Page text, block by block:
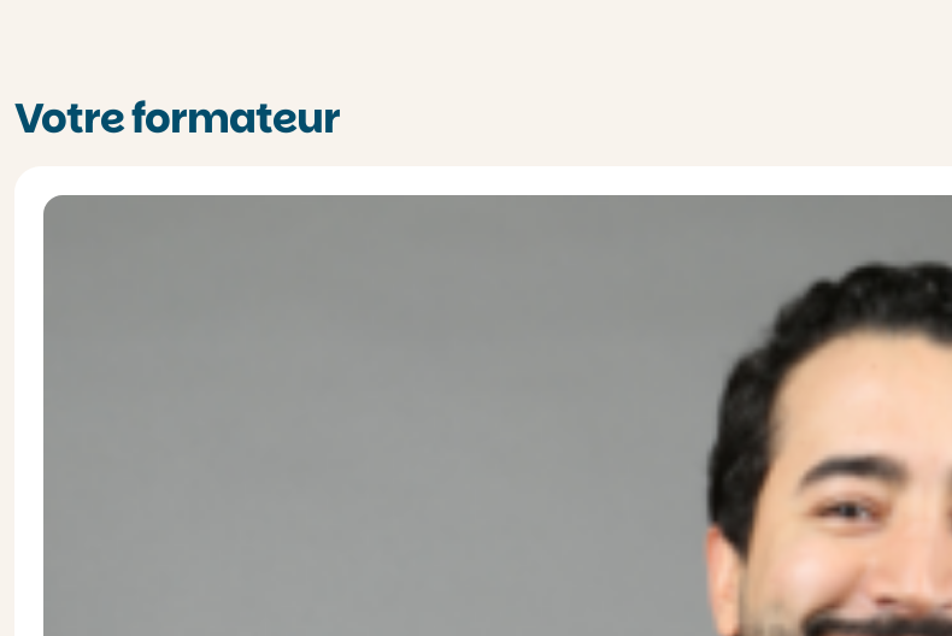
Votre formateur